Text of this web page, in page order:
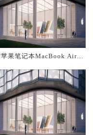
果笔记本MacBook Air换